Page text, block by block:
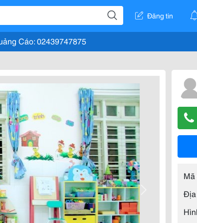
Đăng tin
Cáo: 02439747875
Mã
Địa